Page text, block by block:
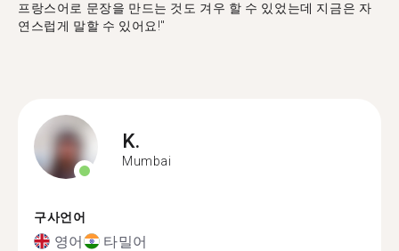
프랑스어로 문장을 만드는 것도 겨우 할 수 있었는데 지금은 자
연스럽게 말할 수 있어요!"
K.
Mumbai
구사언어
영어 타밀어